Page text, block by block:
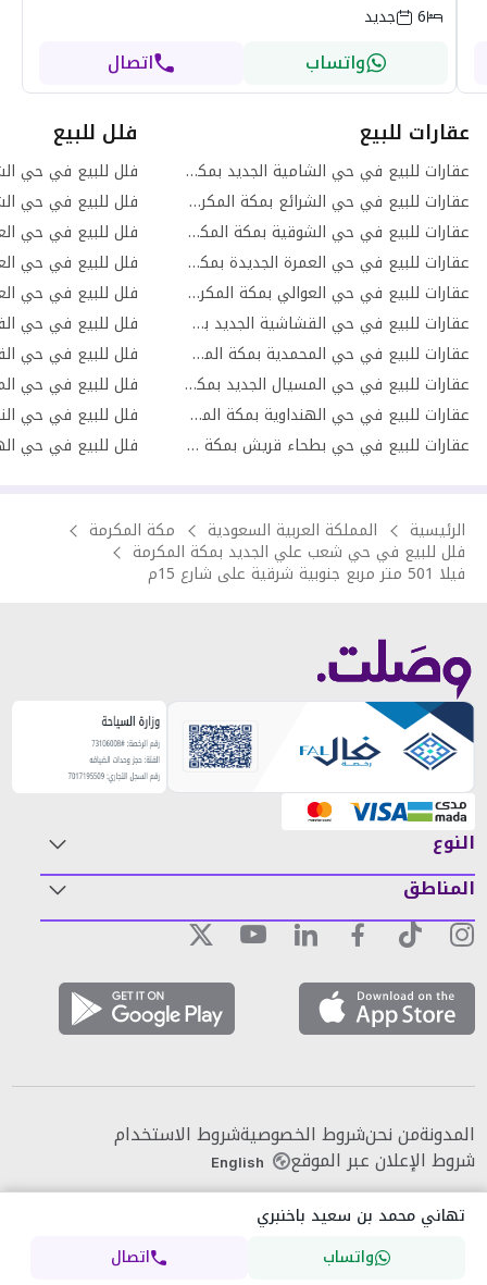
6
جديد
واتساب اتصال
عقارات للبيع
عقارات للبيع في حي الشامية الجديد بمكة المكرمة
عقارات للبيع في حي الشرائع بمكة المكرمة
عقارات للبيع في حي الشوقية بمكة المكرمة
عقارات للبيع في حي العمرة الجديدة بمكة المكرمة
عقارات للبيع في حي العوالي بمكة المكرمة
عقارات للبيع في حي القشاشية الجديد بمكة المكرمة
عقارات للبيع في حي المحمدية بمكة المكرمة
عقارات للبيع في حي المسيال الجديد بمكة المكرمة
عقارات للبيع في حي الهنداوية بمكة المكرمة
عقارات للبيع في حي بطحاء قريش بمكة المكرمة
فلل للبيع
فلل للبيع في حي
فلل للبيع في حي
فلل للبيع في حي
فلل للبيع في حي
الرئيسية المملكة العربية السعودية مكة المكرمة
فلل للبيع في حي شعب علي الجديد بمكة المكرمة
فيلا 501 متر مربع جنوبية شرقية على شارع 15م
النوع
المناطق
المدونةمن نحنشروط الخصوصيةشروط الاستخدام
شروط الإعلان عبر الموقع English
تهاني محمد بن سعيد باخنبري
واتساب
اتصال